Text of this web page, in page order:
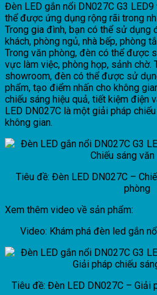
Đèn LED gắn nổi DN027C G3
thể được ứng dụng rộng rãi trong
Trong gia đình, bạn có thể sử dụng
khách, phòng ngủ, nhà bếp, phòng
Trong văn phòng, đèn có thể được
vực làm việc, phòng họp, sảnh chờ.
showroom, đèn có thể được sử
phẩm, tạo điểm nhấn cho không
chiếu sáng hiệu quả, tiết kiệm điện
LED DN027C là một giải pháp
không gian.
Tiêu đề: Đèn LED DN027C –
phòng
Xem thêm video về sản phẩm:
Video: Khám phá đèn led gắn
Tiêu đề: Đèn LED DN027C – Giải